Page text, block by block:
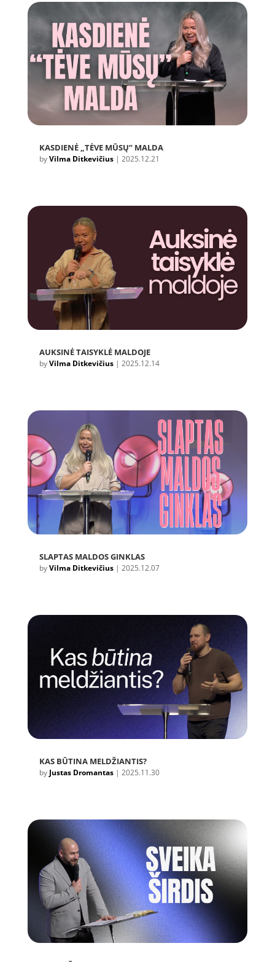
KASDIENĖ „TĖVE MŪSŲ” MALDA
byVilma Ditkevičius| 2025.12.21
AUKSINĖ TAISYKLĖ MALDOJE
byVilma Ditkevičius| 2025.12.14
SLAPTAS MALDOS GINKLAS
byVilma Ditkevičius| 2025.12.07
KAS BŪTINA MELDŽIANTIS?
by Justas Dromantas| 2025.11.30